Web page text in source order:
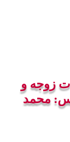
زوجه و
محمد